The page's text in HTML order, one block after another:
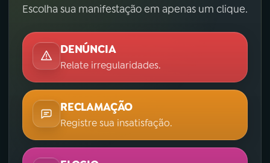
Escolha sua manifestação em apenas um clique.
DENÚNCIA
Relate irregularidades.
RECLAMAÇÃO
Registre sua insatisfação.